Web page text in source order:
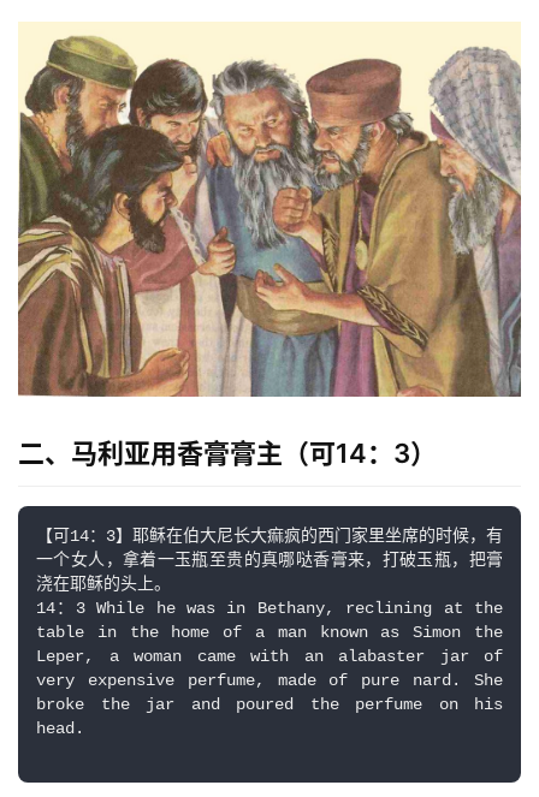
二、马利亚用香膏膏主（可14：3）
【可14：3】耶稣在伯大尼长大痲疯的西门家里坐席的时候，有
一个女人，拿着一玉瓶至贵的真哪哒香膏来，打破玉瓶，把膏
浇在耶稣的头上。
14：3 While he was in Bethany, reclining at the
table in the home of a man known as Simon the
Leper, a woman came with an alabaster jar of
very expensive perfume, made of pure nard. She
broke the jar and poured the perfume on his
head.